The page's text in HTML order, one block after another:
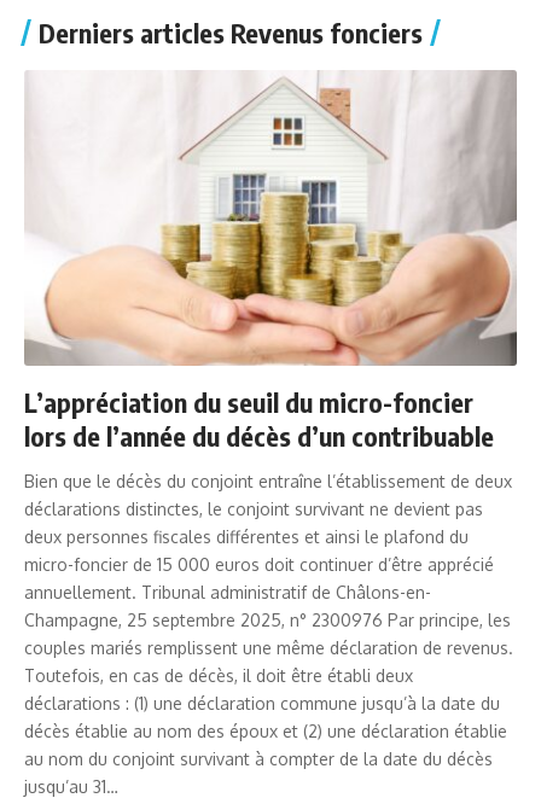
Derniers articles Revenus fonciers
L’appréciation du seuil du micro-foncier
lors de l’année du décès d’un contribuable
Bien que le décès du conjoint entraîne l’établissement de deux
déclarations distinctes, le conjoint survivant ne devient pas
deux personnes fiscales différentes et ainsi le plafond du
micro-foncier de 15 000 euros doit continuer d’être apprécié
annuellement. Tribunal administratif de Châlons-en-
Champagne, 25 septembre 2025, n° 2300976 Par principe, les
couples mariés remplissent une même déclaration de revenus.
Toutefois, en cas de décès, il doit être établi deux
déclarations : (1) une déclaration commune jusqu’à la date du
décès établie au nom des époux et (2) une déclaration établie
au nom du conjoint survivant à compter de la date du décès
jusqu’au 31…